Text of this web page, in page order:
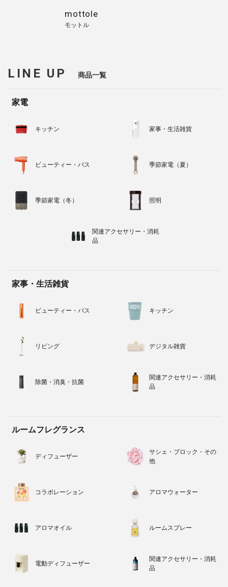
mottole
モットル
LINE UP 商品一覧
家電
キッチン 家事・生活雑貨
ビューティー・バス 季節家電（夏）
季節家電（冬） 照明
関連アクセサリー・消耗
品
家事・生活雑貨
ビューティー・バス キッチン
リビング デジタル雑貨
除菌・消臭・抗菌
関連アクセサリー・消耗
品
ルームフレグランス
ディフューザー
サシェ・ブロック・その
他
コラボレーション アロマウォーター
アロマオイル ルームスプレー
電動ディフューザー
関連アクセサリー・消耗
品